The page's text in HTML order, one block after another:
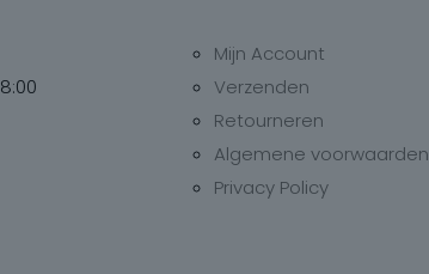
Mijn Account
Verzenden
Retourneren
Algemene voorwaarden
Privacy Policy